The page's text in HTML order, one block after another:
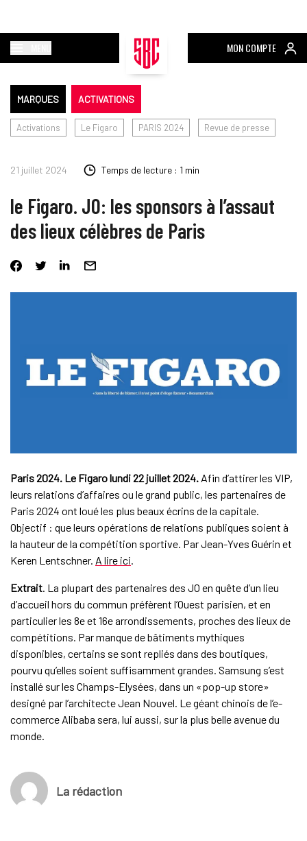
MON COMPTE
MARQUES ACTIVATIONS
Activations Le Figaro PARIS 2024 Revue de presse
21 juillet 2024 Temps de lecture : 1 min
le Figaro. JO: les sponsors à l’assaut
des lieux célèbres de Paris
Paris 2024. Le Figaro lundi 22 juillet 2024. Afin d’attirer les VIP,
leurs relations d’affaires ou le grand public, les partenaires de
Paris 2024 ont loué les plus beaux écrins de la capitale.
Objectif : que leurs opérations de relations publiques soient à
la hauteur de la compétition sportive. Par Jean-Yves Guérin et
Keren Lentschner. A lire ici.
Extrait. La plupart des partenaires des JO en quête d’un lieu
d’accueil hors du commun préfèrent l’Ouest parisien, et en
particulier les 8e et 16e arrondissements, proches des lieux de
compétitions. Par manque de bâtiments mythiques
disponibles, certains se sont repliés dans des boutiques,
pourvu qu’elles soient suffisamment grandes. Samsung s’est
installé sur les Champs-Elysées, dans un «pop-up store»
designé par l’architecte Jean Nouvel. Le géant chinois de l’e-
commerce Alibaba sera, lui aussi, sur la plus belle avenue du
monde.
La rédaction